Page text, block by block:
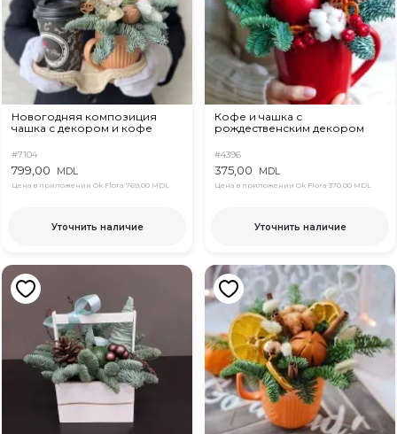
Новогодняя композиция
чашка с декором и кофе
#7104
799,00 MDL
Цена в приложении Ok Flora 769,00 MDL
Уточнить наличие
Кофе и чашка с
рождественским декором
#4396
375,00 MDL
Цена в приложении Ok Flora 370,00 MDL
Уточнить наличие